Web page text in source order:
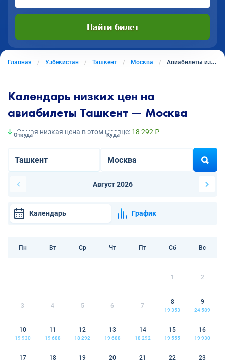
Найти билет
Главная Узбекистан Ташкент Москва Авиабилеты из Ташкента в Москву
Календарь низких цен на
авиабилеты Ташкент — Москва
Самая низкая цена в этом месяце: 18 292 ₽
Откуда Куда
Август 2026
Календарь График
Пн Вт Ср Чт Пт Сб Вс
1 2
3 4 5 6 7
8
19 353
9
24 589
10
19 930
11
19 688
12
18 292
13
19 688
14
18 292
15
19 555
16
19 930
17 18 19 20 21 22 23